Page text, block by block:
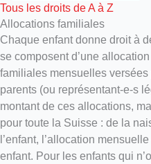
Tous les droits de A à Z
Allocations familiales
Chaque enfant donne droit à
se composent d’une
familiales mensuelles
parents (ou représentant-e-s
montant de ces allocations,
pour toute la Suisse : de la
l’enfant, l’allocation
enfant. Pour les enfants qui